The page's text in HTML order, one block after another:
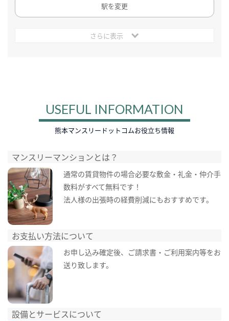
駅を変更
さらに表示
USEFUL INFORMATION
熊本マンスリードットコムお役立ち情報
マンスリーマンションとは？
通常の賃貸物件の場合必要な敷金・礼金・仲介手
数料がすべて無料です！
法人様の出張時の経費削減にもおすすめです。
お支払い方法について
お申し込み確定後、ご請求書・ご利用案内等をお
送り致します。
設備とサービスについて